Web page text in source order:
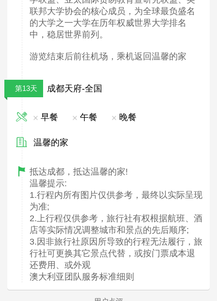
联邦大学协会的核心成员，为全球最负盛名
的大学之一大学在历年权威世界大学排名
中，稳居世界前列。
游览结束后前往机场，乘机返回温馨的家
第13天 成都天府-全国
早餐 午餐 晚餐
温馨的家
抵达成都，抵达温馨的家!
温馨提示:
1.行程内所有图片仅供参考，最终以实际呈现
为准;
2.上行程仅供参考，旅行社有权根据航班、酒
店等实际情况调整城市和景点的先后顺序;
3.因非旅行社原因所导致的行程无法履行，旅
行社可更换其它景点代替，或按门票成本退
还费用、或外观
澳大利亚团队服务标准细则